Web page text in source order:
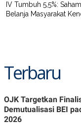
IV Tumbuh 5,5%:
Belanja Masyarakat
Terbaru
OJK Targetkan
Demutualisasi BEI
2026